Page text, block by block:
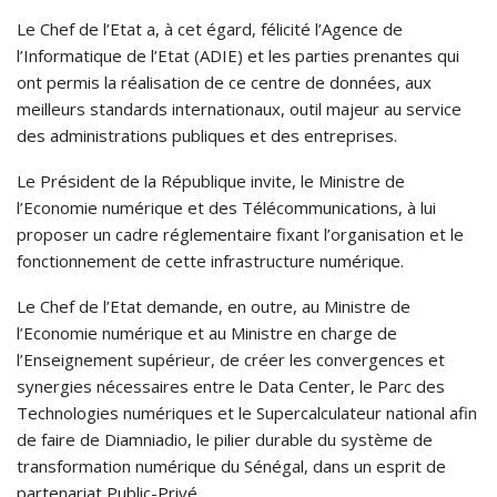
Le Chef de l’Etat a, à cet égard, félicité l’Agence de
l’Informatique de l’Etat (ADIE) et les parties prenantes qui
ont permis la réalisation de ce centre de données, aux
meilleurs standards internationaux, outil majeur au service
des administrations publiques et des entreprises.
Le Président de la République invite, le Ministre de
l’Economie numérique et des Télécommunications, à lui
proposer un cadre réglementaire fixant l’organisation et le
fonctionnement de cette infrastructure numérique.
Le Chef de l’Etat demande, en outre, au Ministre de
l’Economie numérique et au Ministre en charge de
l’Enseignement supérieur, de créer les convergences et
synergies nécessaires entre le Data Center, le Parc des
Technologies numériques et le Supercalculateur national afin
de faire de Diamniadio, le pilier durable du système de
transformation numérique du Sénégal, dans un esprit de
partenariat Public-Privé.